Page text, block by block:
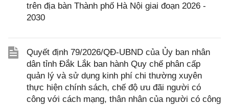
trên địa bàn Thành phố Hà Nội giai đoạn 2026 -
2030
Quyết định 79/2026/QĐ-UBND của Ủy ban nhân
dân tỉnh Đắk Lắk ban hành Quy chế phân cấp
quản lý và sử dụng kinh phí chi thường xuyên
thực hiện chính sách, chế độ ưu đãi người có
công với cách mạng, thân nhân của người có công